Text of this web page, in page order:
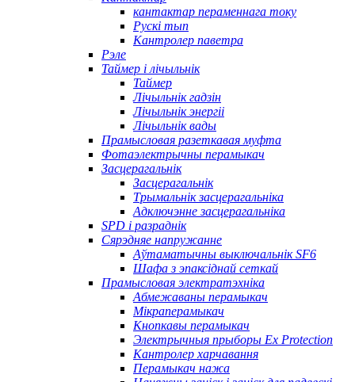
кантактар ​​пераменнага току
Рускі тып
Кантролер паветра
Рэле
Таймер і лічыльнік
Таймер
Лічыльнік гадзін
Лічыльнік энергіі
Лічыльнік вады
Прамысловая разеткавая муфта
Фотаэлектрычны перамыкач
Засцерагальнік
Засцерагальнік
Трымальнік засцерагальніка
Адключэнне засцерагальніка
SPD і разраднік
Сярэдняе напружанне
Аўтаматычны выключальнік SF6
Шафа з эпаксіднай сеткай
Прамысловая электратэхніка
Абмежаваны перамыкач
Мікраперамыкач
Кнопкавы перамыкач
Электрычныя прыборы Ex Protection
Кантролер харчавання
Перамыкач нажа